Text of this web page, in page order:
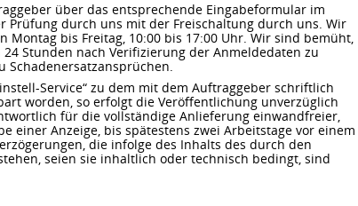
über das entsprechende Eingabeformular im
Prüfung durch uns mit der Freischaltung durch uns. Wir
bis Freitag, 10:00 bis 17:00 Uhr. Wir sind bemüht,
Stunden nach Verifizierung der Anmeldedaten zu
Schadenersatzansprüchen.
Service“ zu dem mit dem Auftraggeber schriftlich
worden, so erfolgt die Veröffentlichung unverzüglich
für die vollständige Anlieferung einwandfreier,
einer Anzeige, bis spätestens zwei Arbeitstage vor einem
die infolge des Inhalts des durch den
seien sie inhaltlich oder technisch bedingt, sind